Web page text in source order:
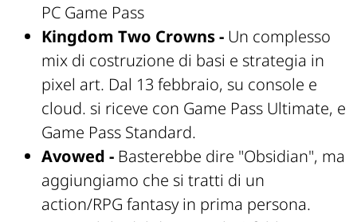
PC Game Pass
Kingdom Two Crowns - Un complesso
mix di costruzione di basi e strategia in
pixel art. Dal 13 febbraio, su console e
cloud. si riceve con Game Pass Ultimate, e
Game Pass Standard.
Avowed - Basterebbe dire "Obsidian", ma
aggiungiamo che si tratti di un
action/RPG fantasy in prima persona.